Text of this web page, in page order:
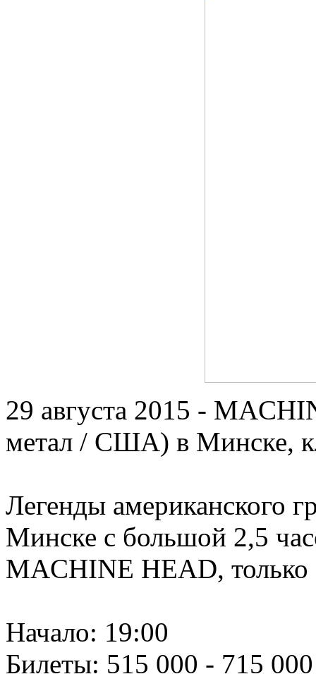
29 августа 2015 -
метал / США) в Минске,
Легенды американского
Минске с большой 2,5
MACHINE HEAD, только
Начало: 19:00
Билеты: 515 000 - 715